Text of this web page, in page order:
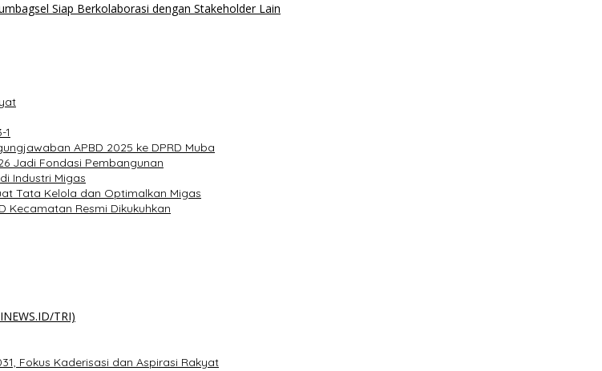
Siap Berkolaborasi dengan Stakeholder Lain
1
APBD 2025 ke DPRD Muba
Jadi Fondasi Pembangunan
Industri Migas
Tata Kelola dan Optimalkan Migas
Kecamatan Resmi Dikukuhkan
Fokus Kaderisasi dan Aspirasi Rakyat